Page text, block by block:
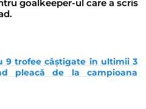
goalkeeper-ul care a scris
9 trofee câștigate în ultimii 3
pleacă de la campioana